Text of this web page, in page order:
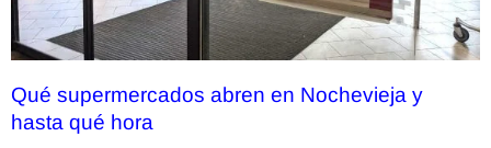
Qué supermercados abren en Nochevieja y
hasta qué hora